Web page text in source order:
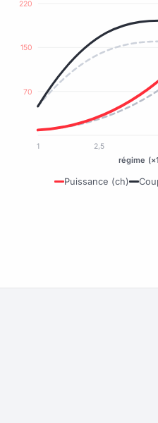
70
150
220
1 2,5
régime
Puissance (ch)